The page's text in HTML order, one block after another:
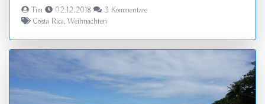
Tim 02.12.2018
3 Kommentare
Costa Rica, Weihnachten